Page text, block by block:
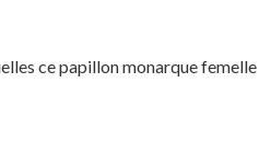
ce papillon monarque femelle